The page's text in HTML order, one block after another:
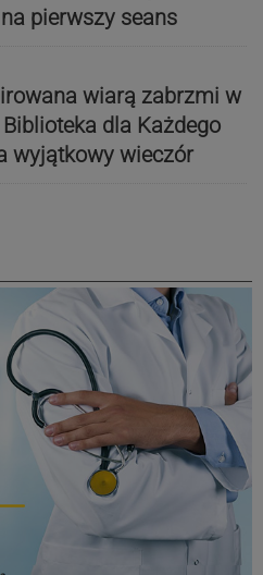
pierwszy seans
wiarą zabrzmi w
dla Każdego
wyjątkowy wieczór